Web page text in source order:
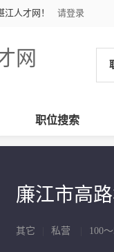
人才网！ 请登录
网
职位搜索
廉江市高
其它 私营 100